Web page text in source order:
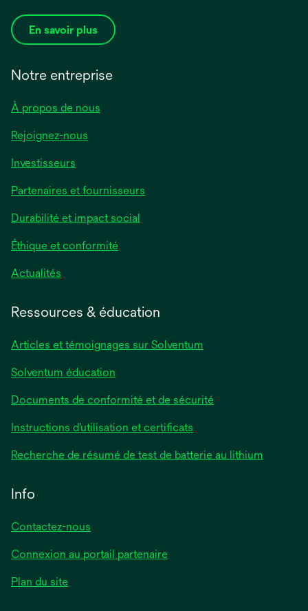
En savoir plus
Notre entreprise
À propos de nous
Rejoignez-nous
Investisseurs
Partenaires et fournisseurs
Durabilité et impact social
Éthique et conformité
Actualités
Ressources & éducation
Articles et témoignages sur Solventum
Solventum éducation
Documents de conformité et de sécurité
Instructions d’utilisation et certificats
Recherche de résumé de test de batterie au lithium
Info
Contactez-nous
Connexion au portail partenaire
Plan du site